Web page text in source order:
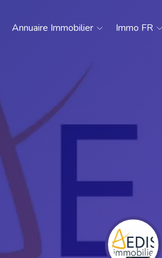
Annuaire Immobilier Immo FR